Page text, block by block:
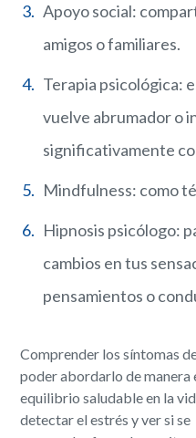
Apoyo social:
amigos o familiares.
Terapia psicológica:
vuelve abrumador o
significativamente
Mindfulness: como
Hipnosis psicólogo:
cambios en tus
pensamientos o
Comprender los síntomas
poder abordarlo de manera
equilibrio saludable en la
detectarel estrés y ver si